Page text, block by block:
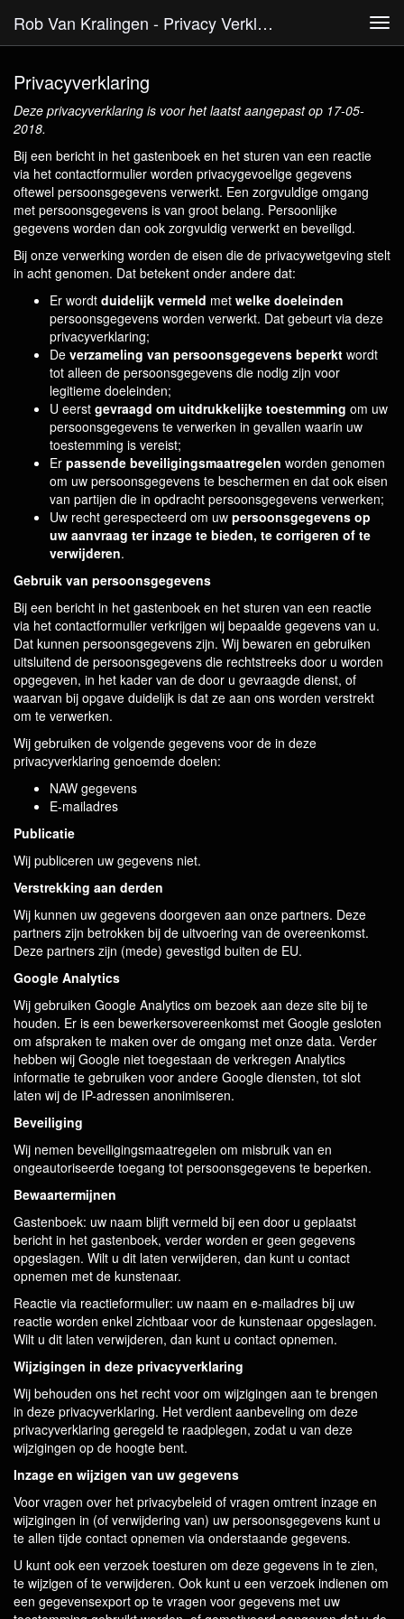
Rob Van Kralingen - Privacy Verklaring
Privacyverklaring
Deze privacyverklaring is voor het laatst aangepast op 17-05-
2018.
Bij een bericht in het gastenboek en het sturen van een reactie
via het contactformulier worden privacygevoelige gegevens
oftewel persoonsgegevens verwerkt. Een zorgvuldige omgang
met persoonsgegevens is van groot belang. Persoonlijke
gegevens worden dan ook zorgvuldig verwerkt en beveiligd.
Bij onze verwerking worden de eisen die de privacywetgeving stelt
in acht genomen. Dat betekent onder andere dat:
Er wordt duidelijk vermeld met welke doeleinden
persoonsgegevens worden verwerkt. Dat gebeurt via deze
privacyverklaring;
De verzameling van persoonsgegevens beperkt wordt
tot alleen de persoonsgegevens die nodig zijn voor
legitieme doeleinden;
U eerst gevraagd om uitdrukkelijke toestemming om uw
persoonsgegevens te verwerken in gevallen waarin uw
toestemming is vereist;
Er passende beveiligingsmaatregelen worden genomen
om uw persoonsgegevens te beschermen en dat ook eisen
van partijen die in opdracht persoonsgegevens verwerken;
Uw recht gerespecteerd om uw persoonsgegevens op
uw aanvraag ter inzage te bieden, te corrigeren of te
verwijderen.
Gebruik van persoonsgegevens
Bij een bericht in het gastenboek en het sturen van een reactie
via het contactformulier verkrijgen wij bepaalde gegevens van u.
Dat kunnen persoonsgegevens zijn. Wij bewaren en gebruiken
uitsluitend de persoonsgegevens die rechtstreeks door u worden
opgegeven, in het kader van de door u gevraagde dienst, of
waarvan bij opgave duidelijk is dat ze aan ons worden verstrekt
om te verwerken.
Wij gebruiken de volgende gegevens voor de in deze
privacyverklaring genoemde doelen:
NAW gegevens
E-mailadres
Publicatie
Wij publiceren uw gegevens niet.
Verstrekking aan derden
Wij kunnen uw gegevens doorgeven aan onze partners. Deze
partners zijn betrokken bij de uitvoering van de overeenkomst.
Deze partners zijn (mede) gevestigd buiten de EU.
Google Analytics
Wij gebruiken Google Analytics om bezoek aan deze site bij te
houden. Er is een bewerkersovereenkomst met Google gesloten
om afspraken te maken over de omgang met onze data. Verder
hebben wij Google niet toegestaan de verkregen Analytics
informatie te gebruiken voor andere Google diensten, tot slot
laten wij de IP-adressen anonimiseren.
Beveiliging
Wij nemen beveiligingsmaatregelen om misbruik van en
ongeautoriseerde toegang tot persoonsgegevens te beperken.
Bewaartermijnen
Gastenboek: uw naam blijft vermeld bij een door u geplaatst
bericht in het gastenboek, verder worden er geen gegevens
opgeslagen. Wilt u dit laten verwijderen, dan kunt u contact
opnemen met de kunstenaar.
Reactie via reactieformulier: uw naam en e-mailadres bij uw
reactie worden enkel zichtbaar voor de kunstenaar opgeslagen.
Wilt u dit laten verwijderen, dan kunt u contact opnemen.
Wijzigingen in deze privacyverklaring
Wij behouden ons het recht voor om wijzigingen aan te brengen
in deze privacyverklaring. Het verdient aanbeveling om deze
privacyverklaring geregeld te raadplegen, zodat u van deze
wijzigingen op de hoogte bent.
Inzage en wijzigen van uw gegevens
Voor vragen over het privacybeleid of vragen omtrent inzage en
wijzigingen in (of verwijdering van) uw persoonsgegevens kunt u
te allen tijde contact opnemen via onderstaande gegevens.
U kunt ook een verzoek toesturen om deze gegevens in te zien,
te wijzigen of te verwijderen. Ook kunt u een verzoek indienen om
een gegevensexport op te vragen voor gegevens met uw